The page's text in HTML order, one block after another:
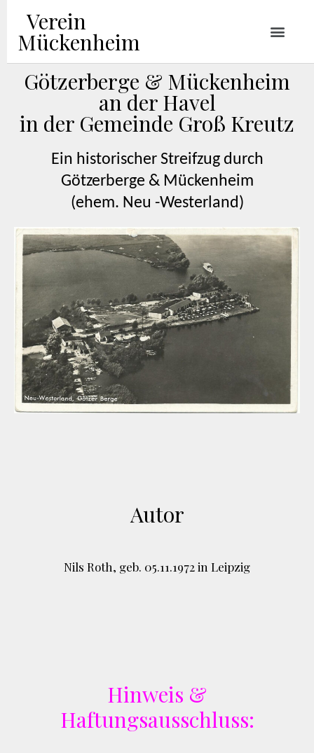
Verein
Mückenheim
Götzerberge & Mückenheim
an der Havel
in der Gemeinde Groß Kreutz
Ein historischer Streifzug durch
Götzerberge & Mückenheim
(ehem. Neu -Westerland)
Autor
Nils Roth, geb. 05.11.1972 in Leipzig
Hinweis &
Haftungsausschluss: